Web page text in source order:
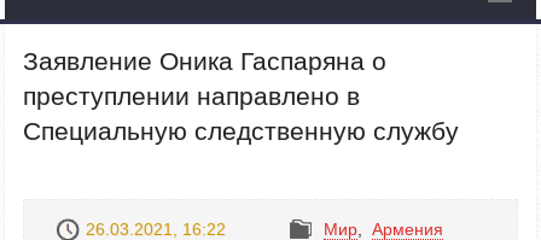
Заявление Оника Гаспаряна о
преступлении направлено в
Специальную следственную службу
26.03.2021, 16:22 Mир Армения